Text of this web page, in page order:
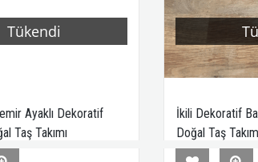
Tükendi
Ayaklı Dekoratif
Taş Takımı
İkili Dekoratif
Doğal Taş